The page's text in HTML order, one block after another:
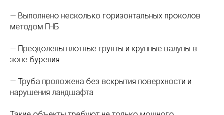
— Выполнено несколько горизонтальных проколов
методом ГНБ
— Преодолены плотные грунты и крупные валуны в
зоне бурения
— Труба проложена без вскрытия поверхности и
нарушения ландшафта